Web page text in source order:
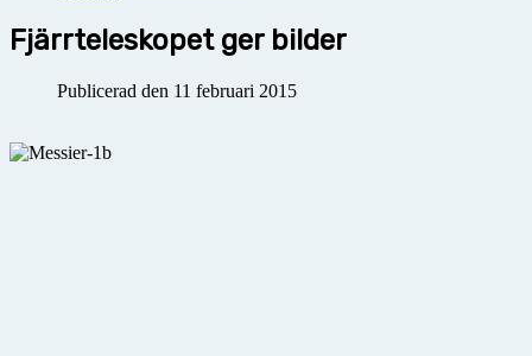
Fjärrteleskopet ger bilder
Publicerad den 11 februari 2015